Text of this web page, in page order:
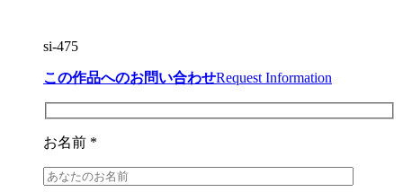
si-475
この作品へのお問い合わせRequest Information
お名前 *